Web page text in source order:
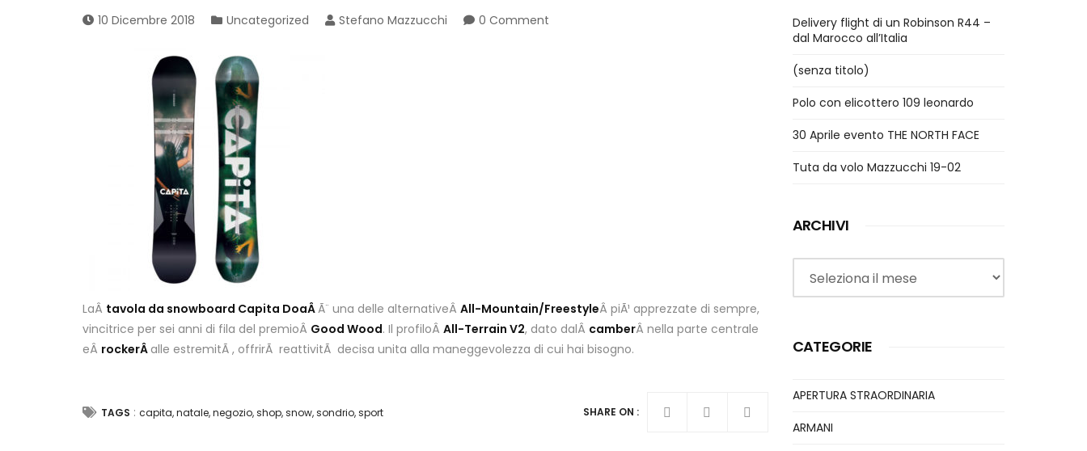
10 Dicembre 2018 Uncategorized Stefano Mazzucchi 0 Comment
LaÂ tavola da snowboard Capita DoaÂÃ¨ una delle alternativeÂ All-Mountain/FreestyleÂ piÃ¹ apprezzate di sempre,
vincitrice per sei anni di fila del premioÂ Good Wood. Il profiloÂ All-Terrain V2, dato dalÂ camberÂ nella parte centrale
eÂ rockerÂ alle estremitÃ , offrirÃ reattivitÃ decisa unita alla maneggevolezza di cui hai bisogno.
TAGS : capita,natale,negozio,shop,snow,sondrio,sport SHARE ON :
Delivery flight di un Robinson R44 –
dal Marocco all’Italia
(senza titolo)
Polo con elicottero 109 leonardo
30 Aprile evento THE NORTH FACE
Tuta da volo Mazzucchi 19-02
ARCHIVI
Archivi
CATEGORIE
APERTURA STRAORDINARIA
ARMANI